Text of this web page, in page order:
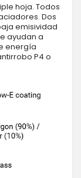
hoja. Todos
Dos
emisividad
ayudan a
energía
P4 o